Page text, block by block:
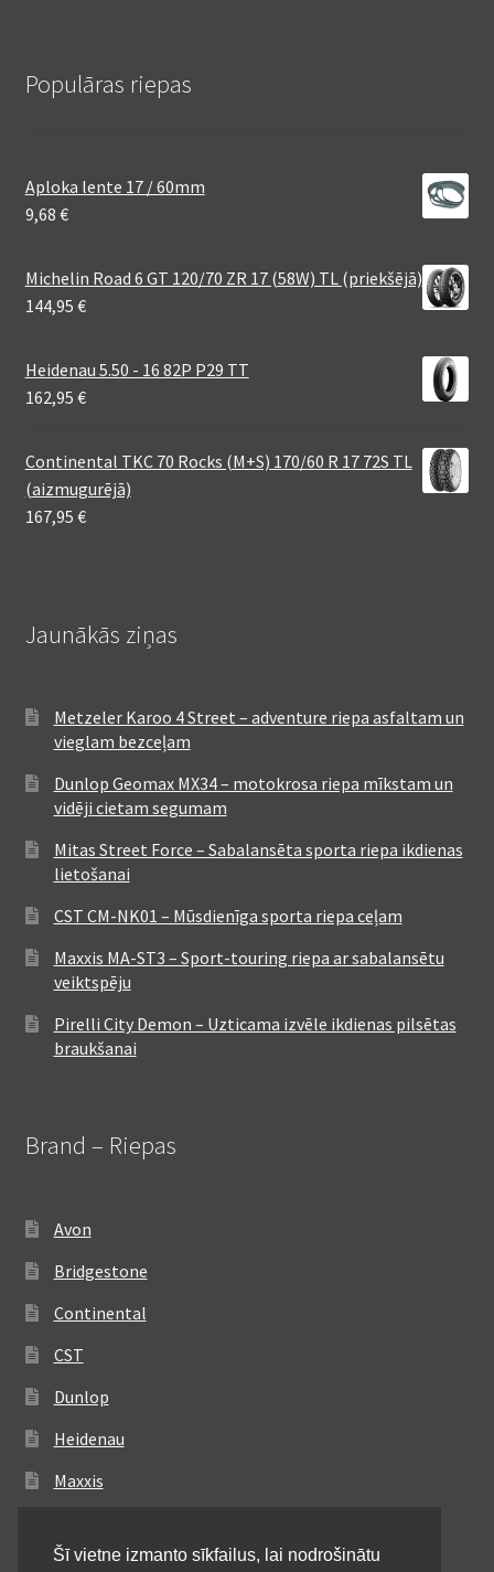
Populāras riepas
Aploka lente 17 / 60mm
9,68 €
Michelin Road 6 GT 120/70 ZR 17 (58W) TL (priekšējā)
144,95 €
Heidenau 5.50 - 16 82P P29 TT
162,95 €
Continental TKC 70 Rocks (M+S) 170/60 R 17 72S TL
(aizmugurējā)
167,95 €
Jaunākās ziņas
Metzeler Karoo 4 Street – adventure riepa asfaltam un
vieglam bezceļam
Dunlop Geomax MX34 – motokrosa riepa mīkstam un
vidēji cietam segumam
Mitas Street Force – Sabalansēta sporta riepa ikdienas
lietošanai
CST CM-NK01 – Mūsdienīga sporta riepa ceļam
Maxxis MA-ST3 – Sport-touring riepa ar sabalansētu
veiktspēju
Pirelli City Demon – Uzticama izvēle ikdienas pilsētas
braukšanai
Brand – Riepas
Avon
Bridgestone
Continental
CST
Dunlop
Heidenau
Maxxis
Michelin
Šī vietne izmanto sīkfailus, lai nodrošinātu